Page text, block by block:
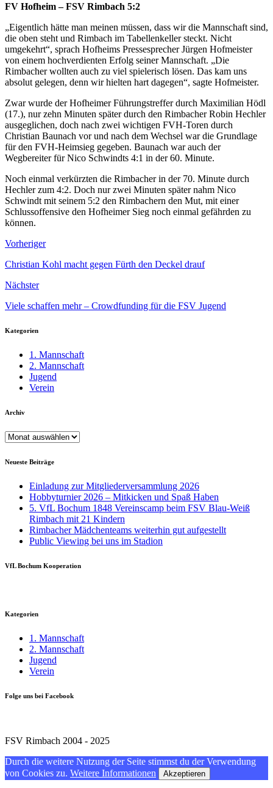
FV Hofheim – FSV Rimbach 5:2
„Eigentlich hätte man meinen müssen, dass wir die Mannschaft sind,
die oben steht und Rimbach im Tabellenkeller steckt. Nicht
umgekehrt“, sprach Hofheims Pressesprecher Jürgen Hofmeister
von einem hochverdienten Erfolg seiner Mannschaft. „Die
Rimbacher wollten auch zu viel spielerisch lösen. Das kam uns
absolut gelegen, denn wir hielten hart dagegen“, sagte Hofmeister.
Zwar wurde der Hofheimer Führungstreffer durch Maximilian Hödl
(17.), nur zehn Minuten später durch den Rimbacher Robin Hechler
ausgeglichen, doch nach zwei wichtigen FVH-Toren durch
Christian Baunach vor und nach dem Wechsel war die Grundlage
für den FVH-Heimsieg gegeben. Baunach war auch der
Wegbereiter für Nico Schwindts 4:1 in der 60. Minute.
Noch einmal verkürzten die Rimbacher in der 70. Minute durch
Hechler zum 4:2. Doch nur zwei Minuten später nahm Nico
Schwindt mit seinem 5:2 den Rimbachern den Mut, mit einer
Schlussoffensive den Hofheimer Sieg noch einmal gefährden zu
können.
Vorheriger
Christian Kohl macht gegen Fürth den Deckel drauf
Nächster
Viele schaffen mehr – Crowdfunding für die FSV Jugend
Kategorien
1. Mannschaft
2. Mannschaft
Jugend
Verein
Archiv
Archiv
Neueste Beiträge
Einladung zur Mitgliederversammlung 2026
Hobbyturnier 2026 – Mitkicken und Spaß Haben
5. VfL Bochum 1848 Vereinscamp beim FSV Blau-Weiß
Rimbach mit 21 Kindern
Rimbacher Mädchenteams weiterhin gut aufgestellt
Public Viewing bei uns im Stadion
VfL Bochum Kooperation
Kategorien
1. Mannschaft
2. Mannschaft
Jugend
Verein
Folge uns bei Facebook
FSV Rimbach 2004 - 2025
Durch die weitere Nutzung der Seite stimmst du der Verwendung
von Cookies zu. Weitere Informationen Akzeptieren